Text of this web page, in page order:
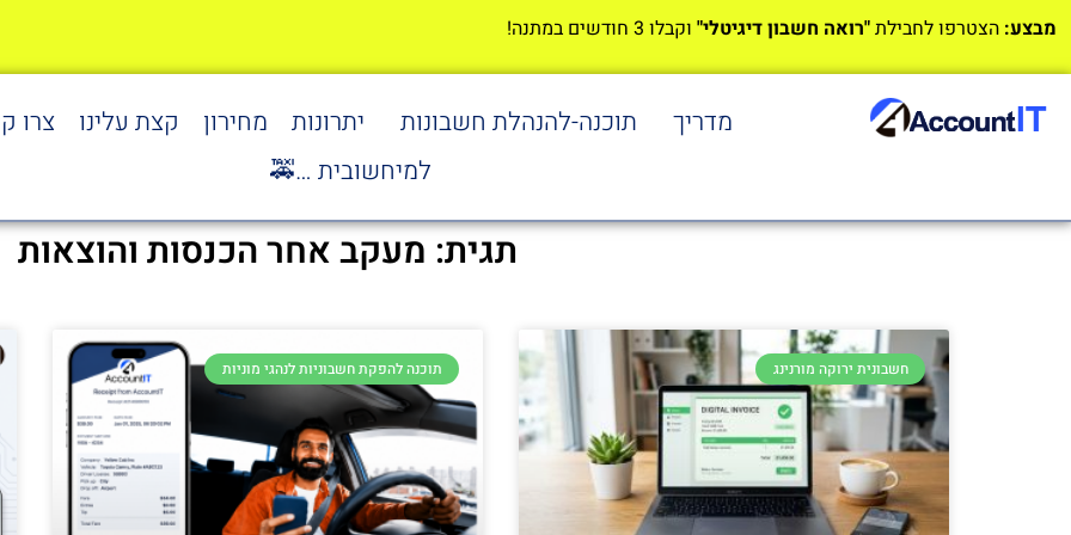
מבצע: הצטרפו לחבילת"רואה חשבון דיגיטלי" וקבלו 3 חודשים במתנה!
מדריך תוכנה-להנהלת חשבונות יתרונות מחירון קצת עלינו
צרו
למיחשובית …🚕
תגית: מעקב אחר הכנסות והוצאות
חשבונית ירוקה מורנינג תוכנה להפקת חשבוניות לנהגי מוניות